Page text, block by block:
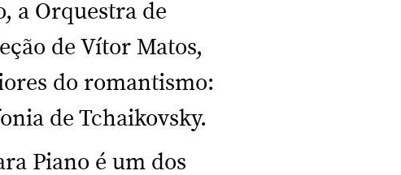
a Orquestra de
de Vítor Matos,
do romantismo:
de Tchaikovsky.
Piano é um dos